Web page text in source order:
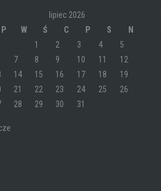
lipiec 2026
P
W Ś C P S
N
1
2 3 4
5
7 8 9 10 11
12
14 15 16 17 18
19
21 22 23 24 25
26
28 29 30 31